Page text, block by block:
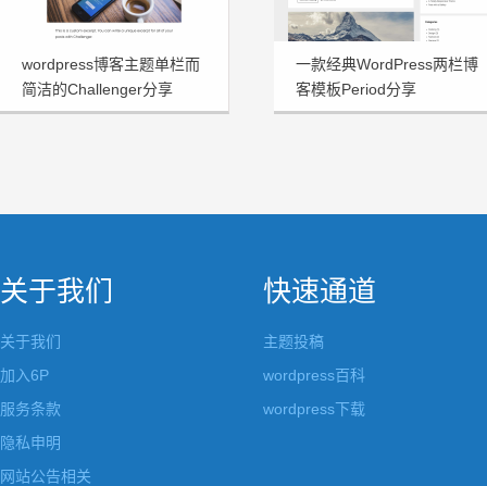
wordpress博客主题单栏而
简洁的Challenger分享
一款经典WordPress两栏博
客模板Period分享
关于我们
关于我们
加入6P
服务条款
隐私申明
网站公告相关
快速通道
主题投稿
wordpress百科
wordpress下载